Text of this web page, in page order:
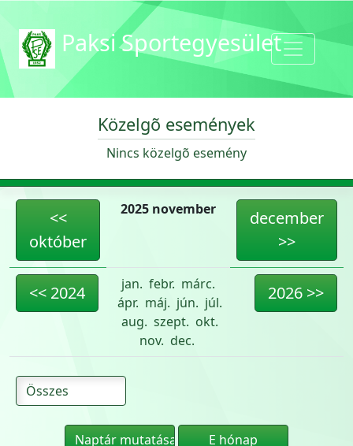
Paksi Sportegyesület
Közelgõ események
Nincs közelgõ esemény
<<
október
2025 november
december
>>
<< 2024 jan. febr. márc.
ápr. máj. jún. júl.
aug. szept. okt.
nov. dec.
2026 >>